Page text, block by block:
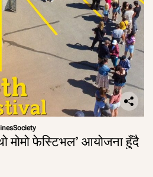
Society
मोमो फेस्टिभल’ आयोजना हुँदै